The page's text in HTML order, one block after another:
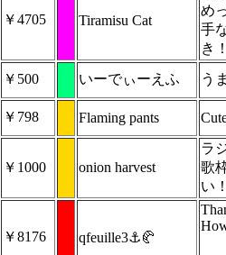
￥4705 Tiramisu Cat
め
手
き
￥500 いーでぃーえふ う
￥798 Flaming pants
￥1000 onion harvest
ラ
歌
い
￥8176 qfeuille3⚓🥐